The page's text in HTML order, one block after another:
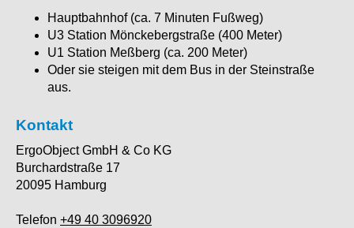
Hauptbahnhof (ca. 7 Minuten Fußweg)
U3 Station Mönckebergstraße (400 Meter)
U1 Station Meßberg (ca. 200 Meter)
Oder sie steigen mit dem Bus in der Steinstraße
aus.
Kontakt
ErgoObject GmbH & Co KG
Burchardstraße 17
20095 Hamburg
Telefon +49 40 3096920